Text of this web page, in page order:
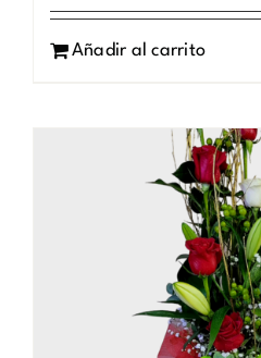
Añadir al carrito